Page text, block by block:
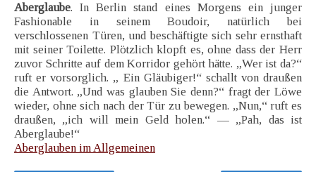
Aberglaube. In Berlin stand eines Morgens ein junger
Fashionable in seinem Boudoir, natürlich bei
verschlossenen Türen, und beschäftigte sich sehr ernsthaft
mit seiner Toilette. Plötzlich klopft es, ohne dass der Herr
zuvor Schritte auf dem Korridor gehört hätte. „Wer ist da?“
ruft er vorsorglich. „ Ein Gläubiger!“ schallt von draußen
die Antwort. „Und was glauben Sie denn?“ fragt der Löwe
wieder, ohne sich nach der Tür zu bewegen. „Nun,“ ruft es
draußen, „ich will mein Geld holen.“ — „Pah, das ist
Aberglaube!“
Aberglauben im Allgemeinen